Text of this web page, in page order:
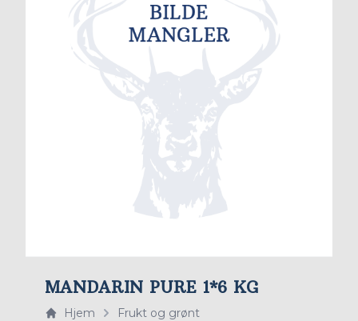
MANDARIN PURE 1*6 KG
Hjem
Frukt og grønt